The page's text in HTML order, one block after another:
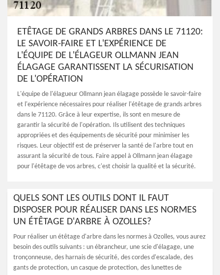
ETÊTAGE DE GRANDS ARBRES DANS LE 71120:
LE SAVOIR-FAIRE ET L'EXPÉRIENCE DE
L'ÉQUIPE DE L'ÉLAGEUR OLLMANN JEAN
ÉLAGAGE GARANTISSENT LA SÉCURISATION
DE L'OPÉRATION
L'équipe de l'élagueur Ollmann jean élagage possède le savoir-faire
et l'expérience nécessaires pour réaliser l'étêtage de grands arbres
dans le 71120. Grâce à leur expertise, ils sont en mesure de
garantir la sécurité de l'opération. Ils utilisent des techniques
appropriées et des équipements de sécurité pour minimiser les
risques. Leur objectif est de préserver la santé de l'arbre tout en
assurant la sécurité de tous. Faire appel à Ollmann jean élagage
pour l'étêtage de vos arbres, c'est choisir la qualité et la sécurité.
QUELS SONT LES OUTILS DONT IL FAUT
DISPOSER POUR RÉALISER DANS LES NORMES
UN ÉTÊTAGE D'ARBRE À OZOLLES?
Pour réaliser un étêtage d'arbre dans les normes à Ozolles, vous aurez
besoin des outils suivants : un ébrancheur, une scie d'élagage, une
tronçonneuse, des harnais de sécurité, des cordes d'escalade, des
gants de protection, un casque de protection, des lunettes de